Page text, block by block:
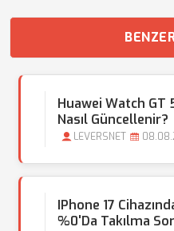
Huawei Watch GT
Nasıl Güncellenir?
LEVERSNET
IPhone 17
%0'da Takılma